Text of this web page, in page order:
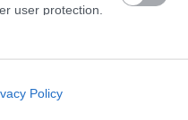
user protection.
Policy